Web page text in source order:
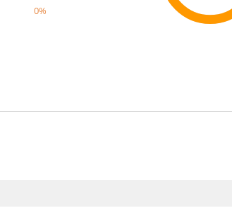
0%